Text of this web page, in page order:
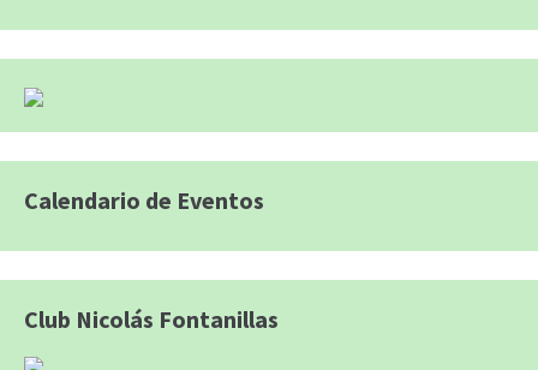
Calendario de Eventos
Club Nicolás Fontanillas